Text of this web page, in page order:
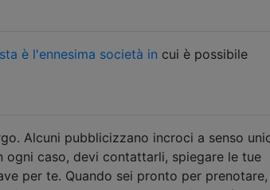
è l'ennesima società in cui è possibile
Alcuni pubblicizzano incroci a senso
ogni caso, devi contattarli, spiegare le tue
per te. Quando sei pronto per prenotare,